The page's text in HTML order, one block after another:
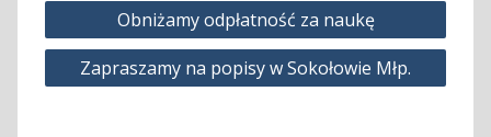
wpisu
Obniżamy odpłatność za naukę
Zapraszamy na popisy w Sokołowie Młp.